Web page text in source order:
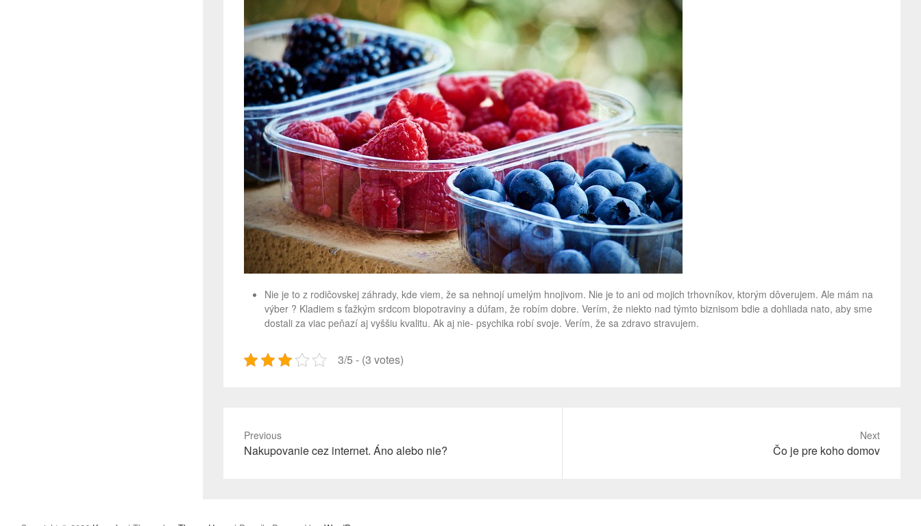
Nie je to z rodičovskej záhrady, kde viem, že sa nehnojí umelým hnojivom. Nie je to ani od mojich trhovníkov, ktorým dôverujem. Ale mám na
výber ? Kladiem s ťažkým srdcom biopotravinya dúfam, že robím dobre. Verím, že niekto nad týmto biznisom bdie a dohliada nato, aby sme
dostali za viac peňazí aj vyššiu kvalitu. Ak aj nie- psychika robí svoje. Verím, že sa zdravo stravujem.
3/5 - (3 votes)
Previous
Previous
Nakupovanie cez internet. Áno alebo nie?
Next
Čo je pre koho domov